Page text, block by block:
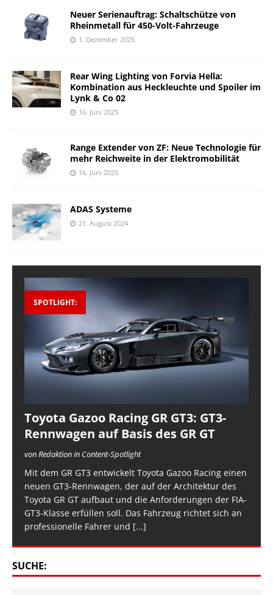
Neuer Serienauftrag: Schaltschütze von
Rheinmetall für 450-Volt-Fahrzeuge
1. Dezember 2025
Rear Wing Lighting von Forvia Hella:
Kombination aus Heckleuchte und Spoiler im
Lynk & Co 02
16. Juni 2025
Range Extender von ZF: Neue Technologie für
mehr Reichweite in der Elektromobilität
16. Juni 2025
ADAS Systeme
21. August 2024
SPOTLIGHT:
Toyota Gazoo Racing GR GT3: GT3-
Rennwagen auf Basis des GR GT
von Redaktion in Content-Spotlight
Mit dem GR GT3 entwickelt Toyota Gazoo Racing einen
neuen GT3-Rennwagen, der auf der Architektur des
Toyota GR GT aufbaut und die Anforderungen der FIA-
GT3-Klasse erfüllen soll. Das Fahrzeug richtet sich an
professionelle Fahrer und [...]
SUCHE: